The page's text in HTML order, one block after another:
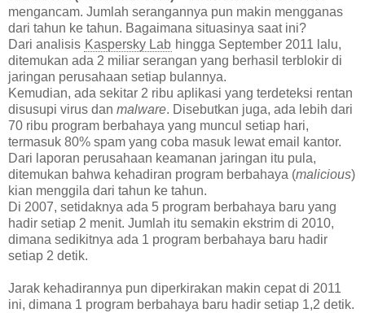
mengancam. Jumlah serangannya pun makin mengganas
dari tahun ke tahun. Bagaimana situasinya saat ini?
Dari analisis Kaspersky Lab hingga September 2011 lalu,
ditemukan ada 2 miliar serangan yang berhasil terblokir di
jaringan perusahaan setiap bulannya.
Kemudian, ada sekitar 2 ribu aplikasi yang terdeteksi rentan
disusupi virus dan malware. Disebutkan juga, ada lebih dari
70 ribu program berbahaya yang muncul setiap hari,
termasuk 80% spam yang coba masuk lewat email kantor.
Dari laporan perusahaan keamanan jaringan itu pula,
ditemukan bahwa kehadiran program berbahaya (malicious)
kian menggila dari tahun ke tahun.
Di 2007, setidaknya ada 5 program berbahaya baru yang
hadir setiap 2 menit. Jumlah itu semakin ekstrim di 2010,
dimana sedikitnya ada 1 program berbahaya baru hadir
setiap 2 detik.
Jarak kehadirannya pun diperkirakan makin cepat di 2011
ini, dimana 1 program berbahaya baru hadir setiap 1,2 detik.